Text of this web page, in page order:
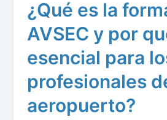
¿Qué es la
AVSEC y por
esencial para
profesionales
aeropuerto?